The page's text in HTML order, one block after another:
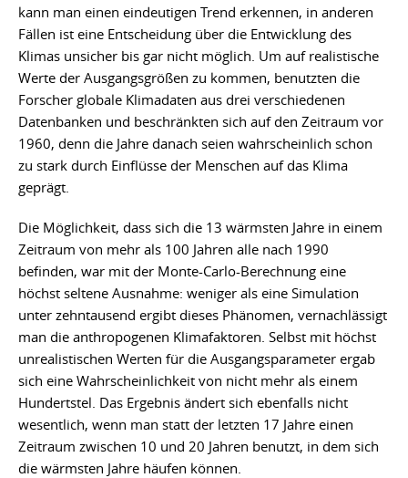
kann man einen eindeutigen Trend erkennen, in anderen
Fällen ist eine Entscheidung über die Entwicklung des
Klimas unsicher bis gar nicht möglich. Um auf realistische
Werte der Ausgangsgrößen zu kommen, benutzten die
Forscher globale Klimadaten aus drei verschiedenen
Datenbanken und beschränkten sich auf den Zeitraum vor
1960, denn die Jahre danach seien wahrscheinlich schon
zu stark durch Einflüsse der Menschen auf das Klima
geprägt.
Die Möglichkeit, dass sich die 13 wärmsten Jahre in einem
Zeitraum von mehr als 100 Jahren alle nach 1990
befinden, war mit der Monte-Carlo-Berechnung eine
höchst seltene Ausnahme: weniger als eine Simulation
unter zehntausend ergibt dieses Phänomen, vernachlässigt
man die anthropogenen Klimafaktoren. Selbst mit höchst
unrealistischen Werten für die Ausgangsparameter ergab
sich eine Wahrscheinlichkeit von nicht mehr als einem
Hundertstel. Das Ergebnis ändert sich ebenfalls nicht
wesentlich, wenn man statt der letzten 17 Jahre einen
Zeitraum zwischen 10 und 20 Jahren benutzt, in dem sich
die wärmsten Jahre häufen können.